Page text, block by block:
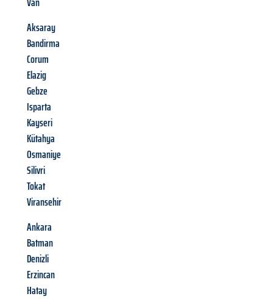
Aksaray
Bandirma
Corum
Elazig
Gebze
Isparta
Kayseri
Kütahya
Osmaniye
Silivri
Tokat
Viransehir
Ankara
Batman
Denizli
Erzincan
Hatay